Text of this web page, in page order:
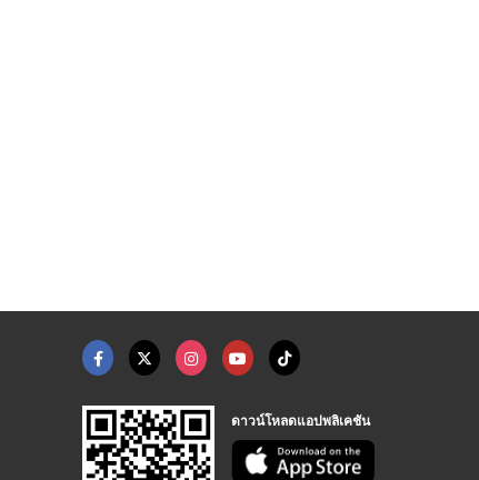
ดาวน์โหลดแอปพลิเคชัน